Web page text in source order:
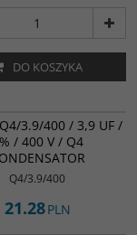
DO KOSZYKA
3.9/400 / 3,9 UF /
/ 400 V / Q4
Q4/3.9/400
21.28PLN